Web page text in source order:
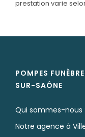
prestation varie
POMPES
SUR-SAÔNE
Qui sommes-nous
Notre agence à